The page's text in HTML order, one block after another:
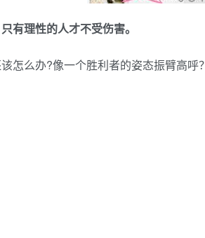
有理性的人才不受伤害。
怎么办?像一个胜利者的姿态振臂高呼？